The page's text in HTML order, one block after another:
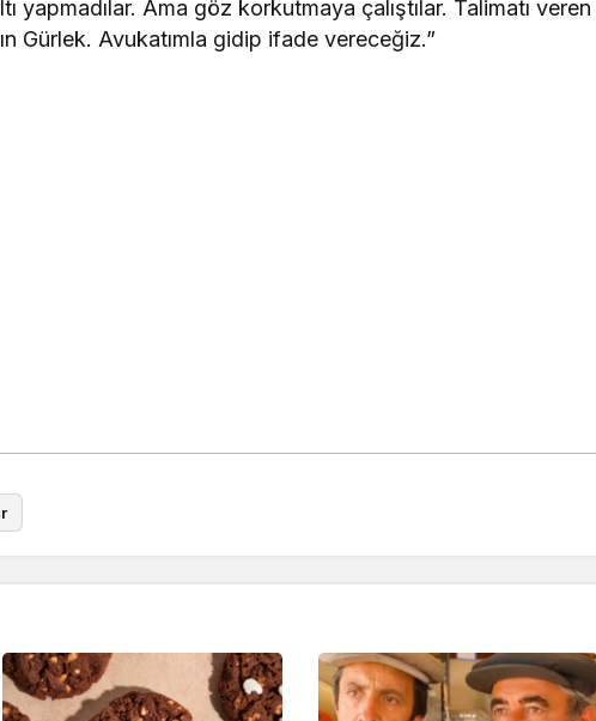
yapmadılar. Ama göz korkutmaya çalıştılar. Talimatı veren
Gürlek. Avukatımla gidip ifade vereceğiz.”